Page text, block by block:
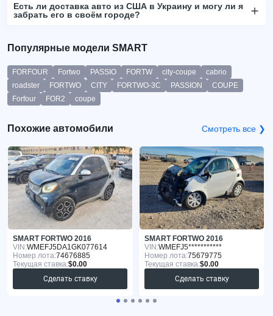
Есть ли доставка авто из США в Украину и могу ли я
забрать его в своём городе?
Популярные модели SMART
FORFOUR Fortwo PASSIO FORTW city-coupe
cabrio
roadster
FORTWO CITY FORTWO-3C PASSION
COUPE
Forfour
FOR2 coupe
Похожие автомобили Смотреть все ❯
SMART FORTWO 2016
VIN:WMEFJ5DA1GK077614
Номер лота:74676885
Текущая ставка:$0.00
Сделать ставку
SMART FORTWO 2016
VIN:WMEFJ5***********
Номер лота:75679775
Текущая ставка:$0.00
Сделать ставку